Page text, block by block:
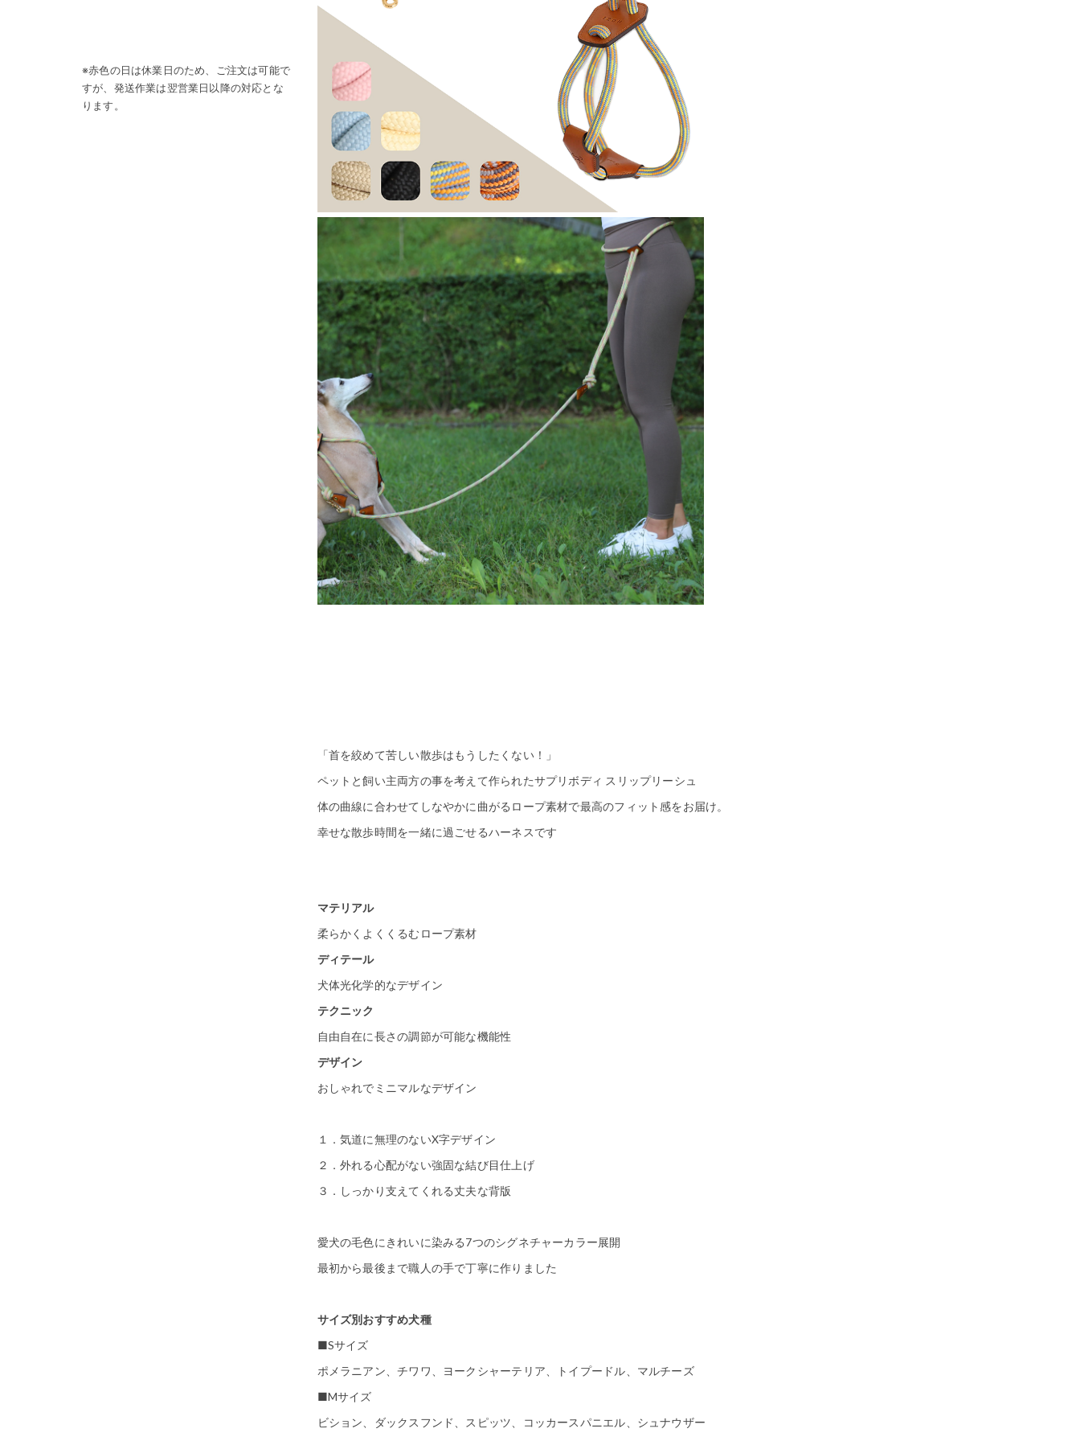
「首を絞めて苦しい散歩はもうしたくない！」
ペットと飼い主両方の事を考えて作られたサプリボディ スリップリーシュ
体の曲線に合わせてしなやかに曲がるロープ素材で最高のフィット感をお届け。
幸せな散歩時間を一緒に過ごせるハーネスです
マテリアル
柔らかくよくくるむロープ素材
ディテール
犬体光化学的なデザイン
テクニック
自由自在に長さの調節が可能な機能性
デザイン
おしゃれでミニマルなデザイン
１．気道に無理のないX字デザイン
２．外れる心配がない強固な結び目仕上げ
３．しっかり支えてくれる丈夫な背版
愛犬の毛色にきれいに染みる7つのシグネチャーカラー展開
最初から最後まで職人の手で丁寧に作りました
サイズ別おすすめ犬種
■Sサイズ
ポメラニアン、チワワ、ヨークシャーテリア、トイプードル、マルチーズ
■Mサイズ
ビション、ダックスフンド、スピッツ、コッカースパニエル、シュナウザー
※赤色の日は休業日のため、ご注文は可能で
すが、発送作業は翌営業日以降の対応とな
ります。